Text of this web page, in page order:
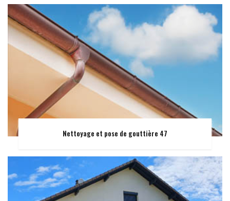
Nettoyage et pose de gouttière 47